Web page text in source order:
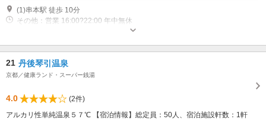
(1)串本駅 徒歩 10分
その他：営業 16:00?22:00 年中無休
21 丹後琴引温泉
京都／健康ランド・スーパー銭湯
4.0
(2件)
アルカリ性単純温泉５７℃ 【宿泊情報】総定員：50人、宿泊施設軒数：1軒